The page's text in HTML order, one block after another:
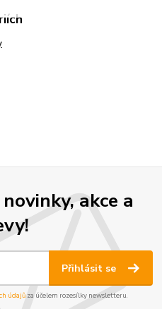
akce a
Přihlásit se
údajůza účelem rozesílky newsletteru.